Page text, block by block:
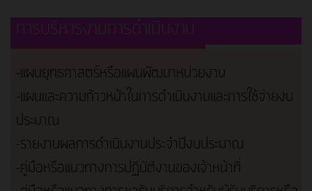
การบริหารงานการดำเนินงาน
-แผนยุทธศาสตร์หรือแผนพัฒนาหน่วยงาน
-แผนและความก้าวหน้าในการดำเนินงานและการใช้จ่ายงบ
ประมาณ
-รายงานผลการดำเนินงานประจำปีงบประมาณ
-คู่มือหรือแนวทางการปฏิบัติงานของเจ้าหน้าที่